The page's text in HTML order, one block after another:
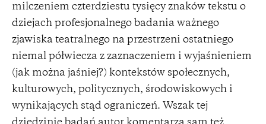
milczeniem czterdziestu tysięcy znaków tekstu o
dziejach profesjonalnego badania ważnego
zjawiska teatralnego na przestrzeni ostatniego
niemal półwiecza z zaznaczeniem i wyjaśnieniem
(jak można jaśniej?) kontekstów społecznych,
kulturowych, politycznych, środowiskowych i
wynikających stąd ograniczeń. Wszak tej